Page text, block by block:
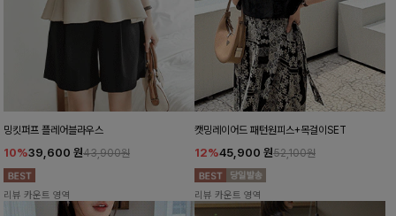
밍킷퍼프 플레어블라우스
10%39,600 원43,900원
리뷰 카운트 영역
캣밍레이어드 패턴원피스+목걸이SET
12%45,900 원52,100원
리뷰 카운트 영역